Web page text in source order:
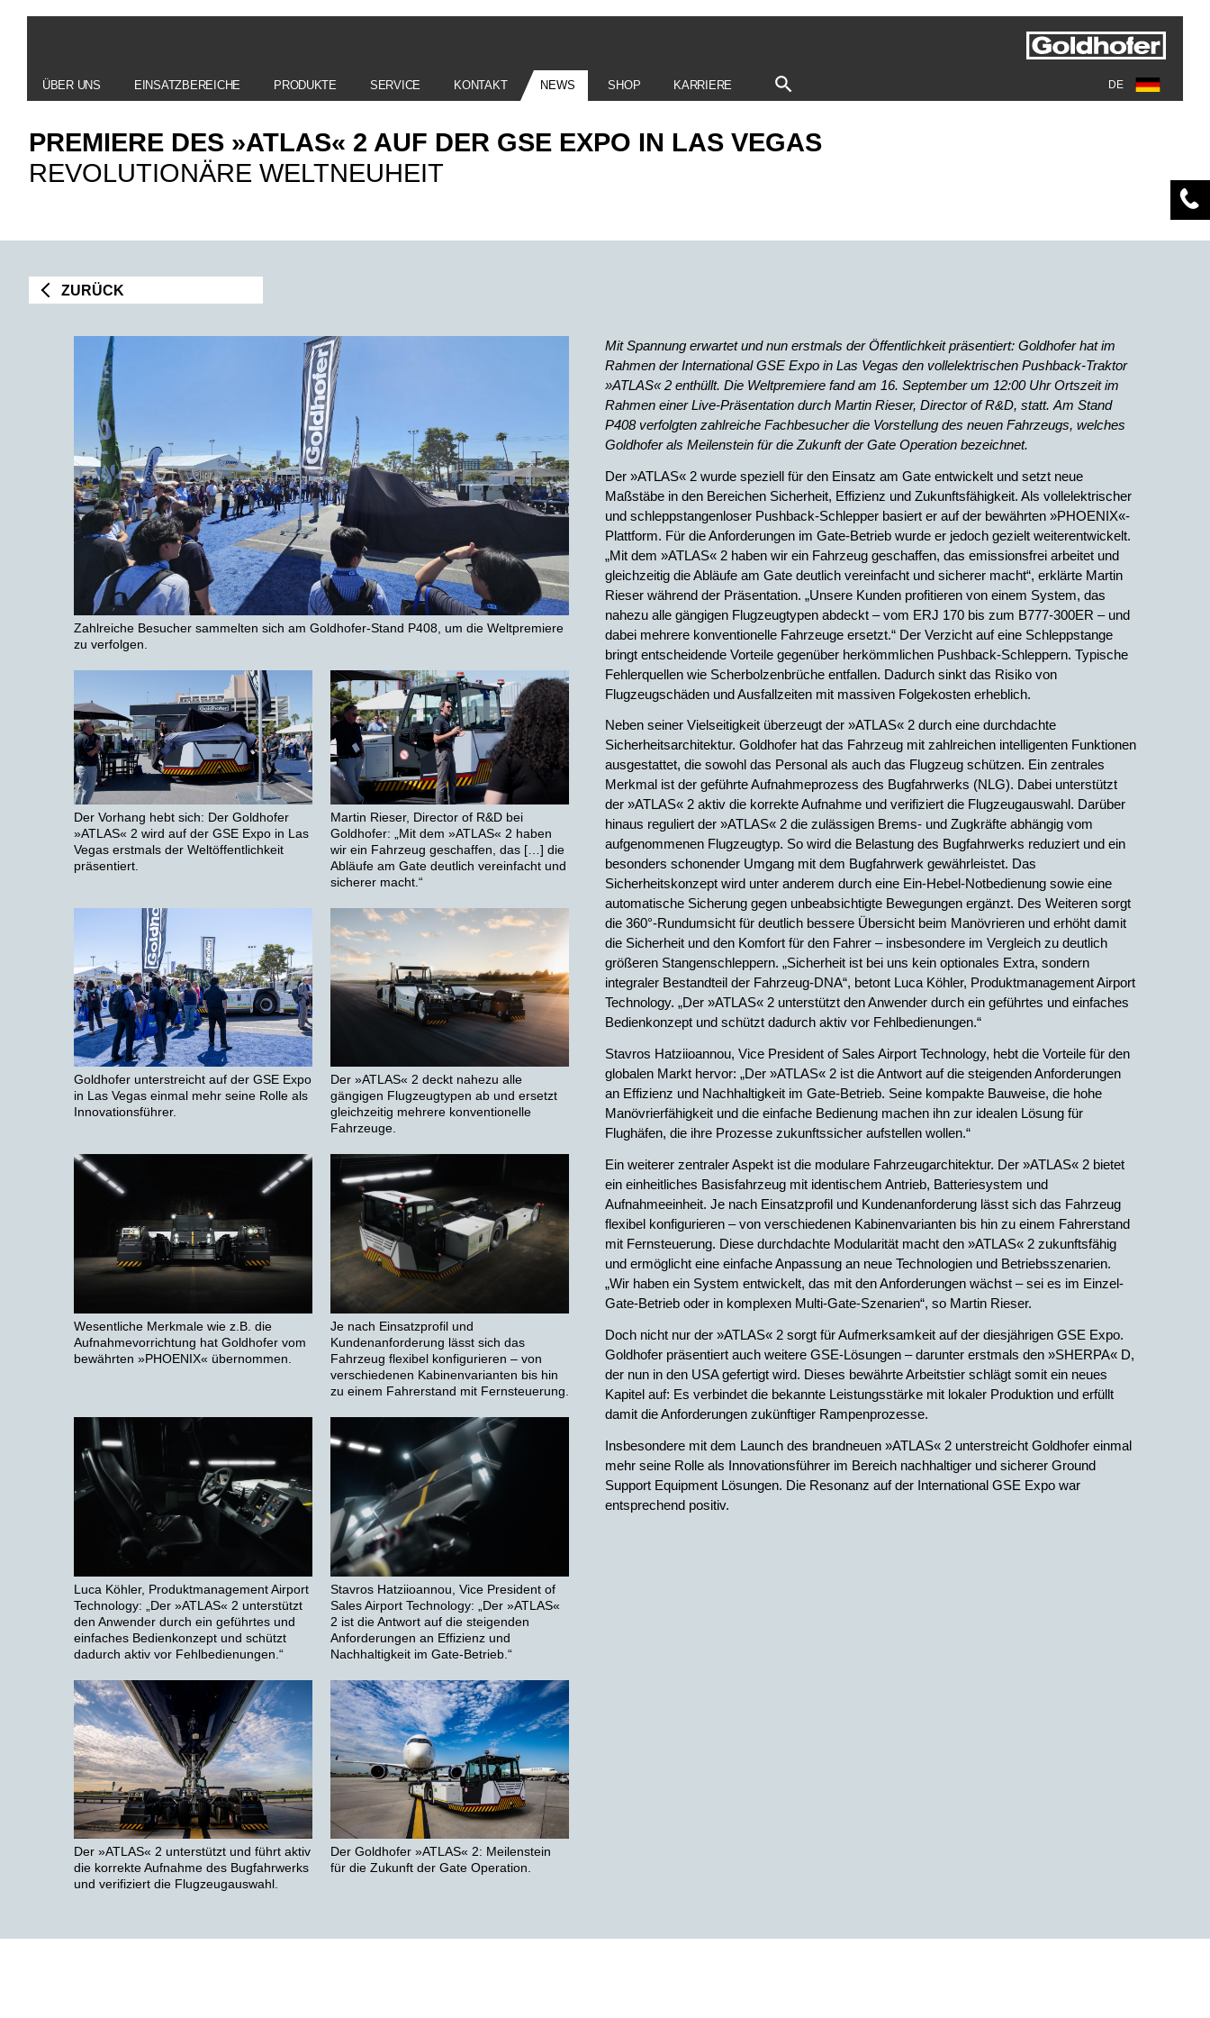
DE
ÜBER UNS EINSATZBEREICHE PRODUKTE SERVICE KONTAKT NEWS SHOP KARRIERE
PREMIERE DES »ATLAS« 2 AUF DER GSE EXPO IN LAS VEGAS
REVOLUTIONÄRE WELTNEUHEIT
ZURÜCK
Zahlreiche Besucher sammelten sich am Goldhofer-Stand P408, um die Weltpremiere
zu verfolgen.
Der Vorhang hebt sich: Der Goldhofer
»ATLAS« 2 wird auf der GSE Expo in Las
Vegas erstmals der Weltöffentlichkeit
präsentiert.
Martin Rieser, Director of R&D bei
Goldhofer: „Mit dem »ATLAS« 2 haben
wir ein Fahrzeug geschaffen, das […] die
Abläufe am Gate deutlich vereinfacht und
sicherer macht.“
Goldhofer unterstreicht auf der GSE Expo
in Las Vegas einmal mehr seine Rolle als
Innovationsführer.
Der »ATLAS« 2 deckt nahezu alle
gängigen Flugzeugtypen ab und ersetzt
gleichzeitig mehrere konventionelle
Fahrzeuge.
Wesentliche Merkmale wie z.B. die
Aufnahmevorrichtung hat Goldhofer vom
bewährten »PHOENIX« übernommen.
Je nach Einsatzprofil und
Kundenanforderung lässt sich das
Fahrzeug flexibel konfigurieren – von
verschiedenen Kabinenvarianten bis hin
zu einem Fahrerstand mit Fernsteuerung.
Luca Köhler, Produktmanagement Airport
Technology: „Der »ATLAS« 2 unterstützt
den Anwender durch ein geführtes und
einfaches Bedienkonzept und schützt
dadurch aktiv vor Fehlbedienungen.“
Stavros Hatziioannou, Vice President of
Sales Airport Technology: „Der »ATLAS«
2 ist die Antwort auf die steigenden
Anforderungen an Effizienz und
Nachhaltigkeit im Gate-Betrieb.“
Der »ATLAS« 2 unterstützt und führt aktiv
die korrekte Aufnahme des Bugfahrwerks
und verifiziert die Flugzeugauswahl.
Der Goldhofer »ATLAS« 2: Meilenstein
für die Zukunft der Gate Operation.
Mit Spannung erwartet und nun erstmals der Öffentlichkeit präsentiert: Goldhofer hat im
Rahmen der International GSE Expo in Las Vegas den vollelektrischen Pushback-Traktor
»ATLAS« 2 enthüllt. Die Weltpremiere fand am 16. September um 12:00 Uhr Ortszeit im
Rahmen einer Live-Präsentation durch Martin Rieser, Director of R&D, statt. Am Stand
P408 verfolgten zahlreiche Fachbesucher die Vorstellung des neuen Fahrzeugs, welches
Goldhofer als Meilenstein für die Zukunft der Gate Operation bezeichnet.
Der »ATLAS« 2 wurde speziell für den Einsatz am Gate entwickelt und setzt neue
Maßstäbe in den Bereichen Sicherheit, Effizienz und Zukunftsfähigkeit. Als vollelektrischer
und schleppstangenloser Pushback-Schlepper basiert er auf der bewährten »PHOENIX«-
Plattform. Für die Anforderungen im Gate-Betrieb wurde er jedoch gezielt weiterentwickelt.
„Mit dem »ATLAS« 2 haben wir ein Fahrzeug geschaffen, das emissionsfrei arbeitet und
gleichzeitig die Abläufe am Gate deutlich vereinfacht und sicherer macht“, erklärte Martin
Rieser während der Präsentation. „Unsere Kunden profitieren von einem System, das
nahezu alle gängigen Flugzeugtypen abdeckt – vom ERJ 170 bis zum B777-300ER – und
dabei mehrere konventionelle Fahrzeuge ersetzt.“ Der Verzicht auf eine Schleppstange
bringt entscheidende Vorteile gegenüber herkömmlichen Pushback-Schleppern. Typische
Fehlerquellen wie Scherbolzenbrüche entfallen. Dadurch sinkt das Risiko von
Flugzeugschäden und Ausfallzeiten mit massiven Folgekosten erheblich.
Neben seiner Vielseitigkeit überzeugt der »ATLAS« 2 durch eine durchdachte
Sicherheitsarchitektur. Goldhofer hat das Fahrzeug mit zahlreichen intelligenten Funktionen
ausgestattet, die sowohl das Personal als auch das Flugzeug schützen. Ein zentrales
Merkmal ist der geführte Aufnahmeprozess des Bugfahrwerks (NLG). Dabei unterstützt
der »ATLAS« 2 aktiv die korrekte Aufnahme und verifiziert die Flugzeugauswahl. Darüber
hinaus reguliert der »ATLAS« 2 die zulässigen Brems- und Zugkräfte abhängig vom
aufgenommenen Flugzeugtyp. So wird die Belastung des Bugfahrwerks reduziert und ein
besonders schonender Umgang mit dem Bugfahrwerk gewährleistet. Das
Sicherheitskonzept wird unter anderem durch eine Ein-Hebel-Notbedienung sowie eine
automatische Sicherung gegen unbeabsichtigte Bewegungen ergänzt. Des Weiteren sorgt
die 360°-Rundumsicht für deutlich bessere Übersicht beim Manövrieren und erhöht damit
die Sicherheit und den Komfort für den Fahrer – insbesondere im Vergleich zu deutlich
größeren Stangenschleppern. „Sicherheit ist bei uns kein optionales Extra, sondern
integraler Bestandteil der Fahrzeug-DNA“, betont Luca Köhler, Produktmanagement Airport
Technology. „Der »ATLAS« 2 unterstützt den Anwender durch ein geführtes und einfaches
Bedienkonzept und schützt dadurch aktiv vor Fehlbedienungen.“
Stavros Hatziioannou, Vice President of Sales Airport Technology, hebt die Vorteile für den
globalen Markt hervor: „Der »ATLAS« 2 ist die Antwort auf die steigenden Anforderungen
an Effizienz und Nachhaltigkeit im Gate-Betrieb. Seine kompakte Bauweise, die hohe
Manövrierfähigkeit und die einfache Bedienung machen ihn zur idealen Lösung für
Flughäfen, die ihre Prozesse zukunftssicher aufstellen wollen.“
Ein weiterer zentraler Aspekt ist die modulare Fahrzeugarchitektur. Der »ATLAS« 2 bietet
ein einheitliches Basisfahrzeug mit identischem Antrieb, Batteriesystem und
Aufnahmeeinheit. Je nach Einsatzprofil und Kundenanforderung lässt sich das Fahrzeug
flexibel konfigurieren – von verschiedenen Kabinenvarianten bis hin zu einem Fahrerstand
mit Fernsteuerung. Diese durchdachte Modularität macht den »ATLAS« 2 zukunftsfähig
und ermöglicht eine einfache Anpassung an neue Technologien und Betriebsszenarien.
„Wir haben ein System entwickelt, das mit den Anforderungen wächst – sei es im Einzel-
Gate-Betrieb oder in komplexen Multi-Gate-Szenarien“, so Martin Rieser.
Doch nicht nur der »ATLAS« 2 sorgt für Aufmerksamkeit auf der diesjährigen GSE Expo.
Goldhofer präsentiert auch weitere GSE-Lösungen – darunter erstmals den »SHERPA« D,
der nun in den USA gefertigt wird. Dieses bewährte Arbeitstier schlägt somit ein neues
Kapitel auf: Es verbindet die bekannte Leistungsstärke mit lokaler Produktion und erfüllt
damit die Anforderungen zukünftiger Rampenprozesse.
Insbesondere mit dem Launch des brandneuen »ATLAS« 2 unterstreicht Goldhofer einmal
mehr seine Rolle als Innovationsführer im Bereich nachhaltiger und sicherer Ground
Support Equipment Lösungen. Die Resonanz auf der International GSE Expo war
entsprechend positiv.